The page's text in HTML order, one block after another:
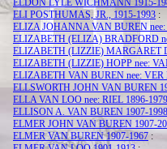
ELDON LYLE WICHMANN 1915-
ELI POSTHUMAS, JR., 1915-1993 :
ELIZA JOHANNA VAN BUREN
ELIZABETH (ELIZA) BRADFORD
ELIZABETH (LIZZIE) MARGARET
ELIZABETH (LIZZIE) HOPP nee:
ELIZABETH VAN BUREN nee: VER
ELLSWORTH JOHN VAN BUREN
ELLA VAN LOO nee: RIEL 1896-1979
ELLISON A. VAN BUREN 1907-1998
ELMER JOHN VAN BUREN 1907-
ELMER VAN BUREN 1907-1967 :